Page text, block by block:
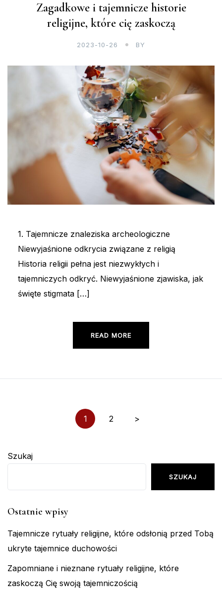
Zagadkowe i tajemnicze historie
religijne, które cię zaskoczą
2023-10-26 BY
1. Tajemnicze znaleziska archeologiczne
Niewyjaśnione odkrycia związane z religią
Historia religii pełna jest niezwykłych i
tajemniczych odkryć. Niewyjaśnione zjawiska, jak
święte stigmata […]
READ MORE
1 2 >
Szukaj
SZUKAJ
Ostatnie wpisy
Tajemnicze rytuały religijne, które odsłonią przed Tobą
ukryte tajemnice duchowości
Zapomniane i nieznane rytuały religijne, które
zaskoczą Cię swoją tajemniczością